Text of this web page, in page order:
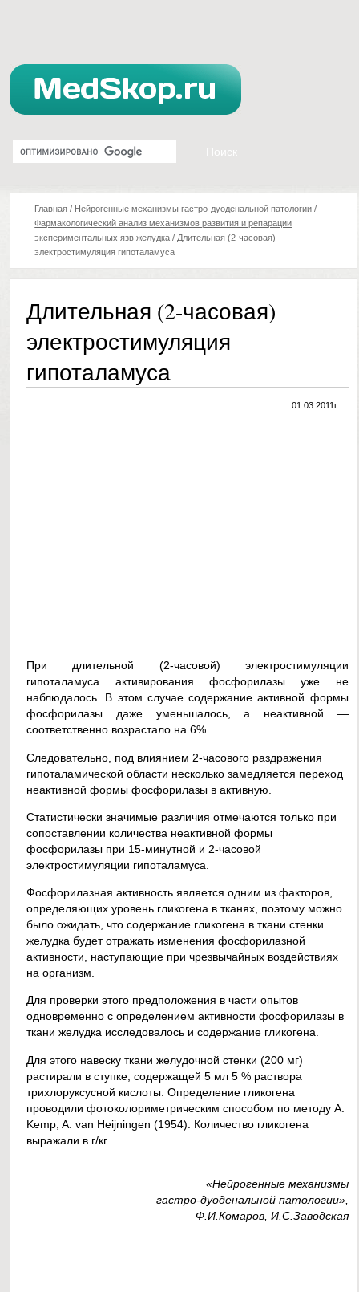
Главная / Нейрогенные механизмы гастро-дуоденальной патологии /
Фармакологический анализ механизмов развития и репарации
экспериментальных язв желудка / Длительная (2-часовая)
электростимуляция гипоталамуса
Длительная (2-часовая)
электростимуляция
гипоталамуса
01.03.2011г.
При длительной (2-часовой) электростимуляции
гипоталамуса активирования фосфорилазы уже не
наблюдалось. В этом случае содержание активной формы
фосфорилазы даже уменьшалось, а неактивной —
соответственно возрастало на 6%.
Следовательно, под влиянием 2-часового раздражения
гипоталамической области несколько замедляется переход
неактивной формы фосфорилазы в активную.
Статистически значимые различия отмечаются только при
сопоставлении количества неактивной формы
фосфорилазы при 15-минутной и 2-часовой
электростимуляции гипоталамуса.
Фосфорилазная активность является одним из факторов,
определяющих уровень гликогена в тканях, поэтому можно
было ожидать, что содержание гликогена в ткани стенки
желудка будет отражать изменения фосфорилазной
активности, наступающие при чрезвычайных воздействиях
на организм.
Для проверки этого предположения в части опытов
одновременно с определением активности фосфорилазы в
ткани желудка исследовалось и содержание гликогена.
Для этого навеску ткани желудочной стенки (200 мг)
растирали в ступке, содержащей 5 мл 5 % раствора
трихлоруксусной кислоты. Определение гликогена
проводили фотоколориметрическим способом по методу A.
Kemp, A. van Heijningen (1954). Количество гликогена
выражали в г/кг.
«Нейрогенные механизмы
гастро-дуоденальной патологии»,
Ф.И.Комаров, И.С.Заводская